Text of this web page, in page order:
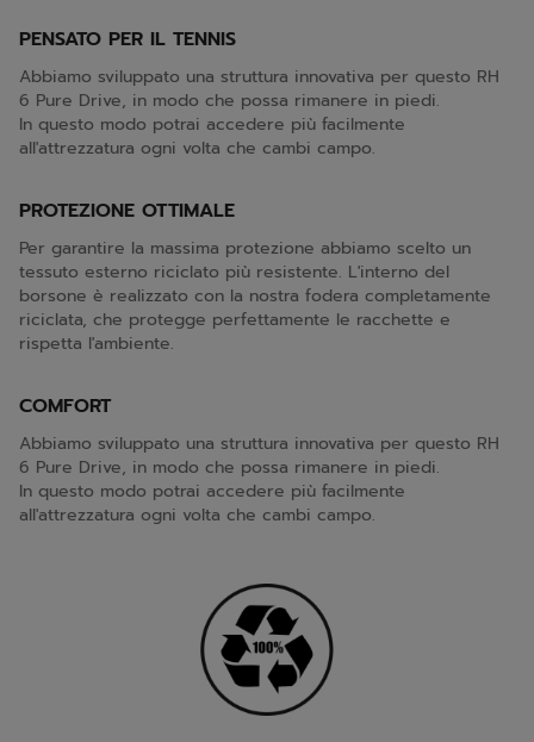
PENSATO PER IL TENNIS
Abbiamo sviluppato una struttura innovativa per questo RH
6 Pure Drive, in modo che possa rimanere in piedi.
In questo modo potrai accedere più facilmente
all'attrezzatura ogni volta che cambi campo.
PROTEZIONE OTTIMALE
Per garantire la massima protezione abbiamo scelto un
tessuto esterno riciclato più resistente. L'interno del
borsone è realizzato con la nostra fodera completamente
riciclata, che protegge perfettamente le racchette e
rispetta l'ambiente.
COMFORT
Abbiamo sviluppato una struttura innovativa per questo RH
6 Pure Drive, in modo che possa rimanere in piedi.
In questo modo potrai accedere più facilmente
all'attrezzatura ogni volta che cambi campo.